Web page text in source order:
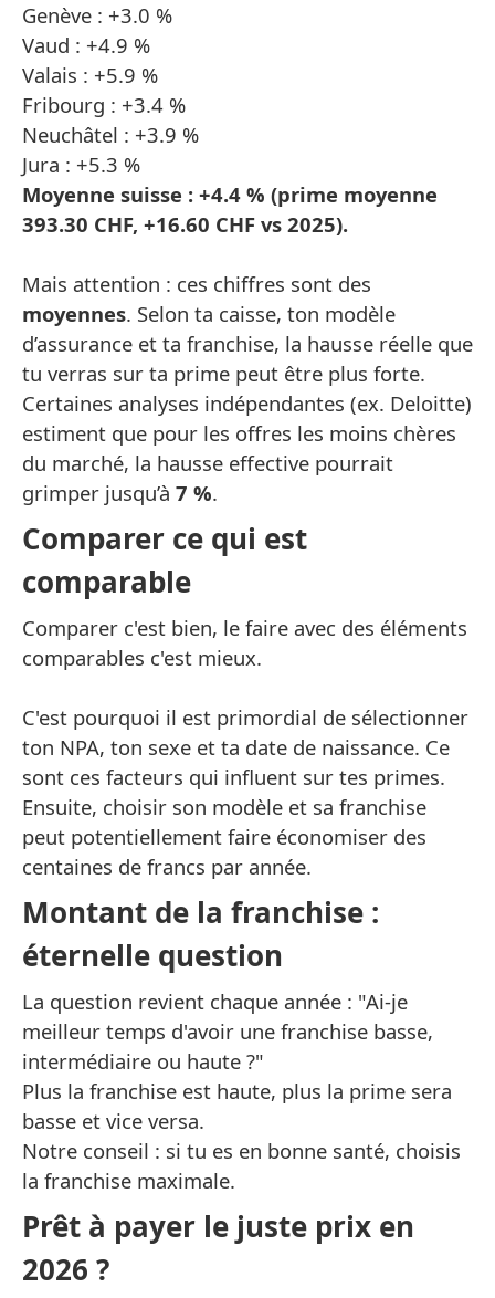
Genève : +3.0 %
Vaud : +4.9 %
Valais : +5.9 %
Fribourg : +3.4 %
Neuchâtel : +3.9 %
Jura : +5.3 %
Moyenne suisse : +4.4 % (prime moyenne
393.30 CHF, +16.60 CHF vs 2025).
Mais attention : ces chiffres sont des
moyennes. Selon ta caisse, ton modèle
d’assurance et ta franchise, la hausse réelle que
tu verras sur ta prime peut être plus forte.
Certaines analyses indépendantes (ex. Deloitte)
estiment que pour les offres les moins chères
du marché, la hausse effective pourrait
grimper jusqu’à 7 %.
Comparer ce qui est
comparable
Comparer c'est bien, le faire avec des éléments
comparables c'est mieux.
C'est pourquoi il est primordial de sélectionner
ton NPA, ton sexe et ta date de naissance. Ce
sont ces facteurs qui influent sur tes primes.
Ensuite, choisir son modèle et sa franchise
peut potentiellement faire économiser des
centaines de francs par année.
Montant de la franchise :
éternelle question
La question revient chaque année : "Ai-je
meilleur temps d'avoir une franchise basse,
intermédiaire ou haute ?"
Plus la franchise est haute, plus la prime sera
basse et vice versa.
Notre conseil : si tu es en bonne santé, choisis
la franchise maximale.
Prêt à payer le juste prix en
2026 ?